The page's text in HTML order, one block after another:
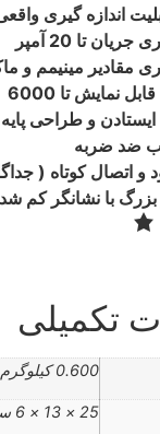
اندازه گیری
تا 20 آمپر
مقادیر مینیمم و
نمایش تا 6000
ایستادن و طراحی
ضد ضربه
و اتصال کوتاه (
با نشانگر کم
تکمیلی
0.600 کیلوگرم
25 × 13 × 6 سانتیمتر